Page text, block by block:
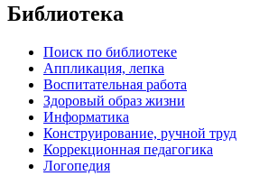
Библиотека
Поиск по библиотеке
Аппликация, лепка
Воспитательная работа
Здоровый образ жизни
Информатика
Конструирование, ручной труд
Коррекционная педагогика
Логопедия